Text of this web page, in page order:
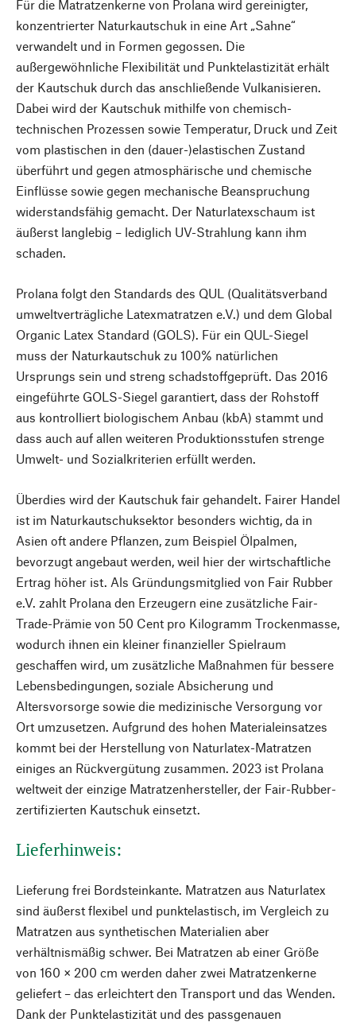
Für die Matratzenkerne von Prolana wird gereinigter,
konzentrierter Naturkautschuk in eine Art „Sahne“
verwandelt und in Formen gegossen. Die
außergewöhnliche Flexibilität und Punktelastizität erhält
der Kautschuk durch das anschließende Vulkanisieren.
Dabei wird der Kautschuk mithilfe von chemisch-
technischen Prozessen sowie Temperatur, Druck und Zeit
vom plastischen in den (dauer-)elastischen Zustand
überführt und gegen atmosphärische und chemische
Einflüsse sowie gegen mechanische Beanspruchung
widerstandsfähig gemacht. Der Naturlatexschaum ist
äußerst langlebig – lediglich UV-Strahlung kann ihm
schaden.
Prolana folgt den Standards des QUL (Qualitätsverband
umweltverträgliche Latexmatratzen e.V.) und dem Global
Organic Latex Standard (GOLS). Für ein QUL-Siegel
muss der Naturkautschuk zu 100% natürlichen
Ursprungs sein und streng schadstoffgeprüft. Das 2016
eingeführte GOLS-Siegel garantiert, dass der Rohstoff
aus kontrolliert biologischem Anbau (kbA) stammt und
dass auch auf allen weiteren Produktionsstufen strenge
Umwelt- und Sozialkriterien erfüllt werden.
Überdies wird der Kautschuk fair gehandelt. Fairer Handel
ist im Naturkautschuksektor besonders wichtig, da in
Asien oft andere Pflanzen, zum Beispiel Ölpalmen,
bevorzugt angebaut werden, weil hier der wirtschaftliche
Ertrag höher ist. Als Gründungsmitglied von Fair Rubber
e.V. zahlt Prolana den Erzeugern eine zusätzliche Fair-
Trade-Prämie von 50 Cent pro Kilogramm Trockenmasse,
wodurch ihnen ein kleiner finanzieller Spielraum
geschaffen wird, um zusätzliche Maßnahmen für bessere
Lebensbedingungen, soziale Absicherung und
Altersvorsorge sowie die medizinische Versorgung vor
Ort umzusetzen. Aufgrund des hohen Materialeinsatzes
kommt bei der Herstellung von Naturlatex-Matratzen
einiges an Rückvergütung zusammen. 2023 ist Prolana
weltweit der einzige Matratzenhersteller, der Fair-Rubber-
zertifizierten Kautschuk einsetzt.
Lieferhinweis:
Lieferung frei Bordsteinkante. Matratzen aus Naturlatex
sind äußerst flexibel und punktelastisch, im Vergleich zu
Matratzen aus synthetischen Materialien aber
verhältnismäßig schwer. Bei Matratzen ab einer Größe
von 160 × 200 cm werden daher zwei Matratzenkerne
geliefert – das erleichtert den Transport und das Wenden.
Dank der Punktelastizität und des passgenauen